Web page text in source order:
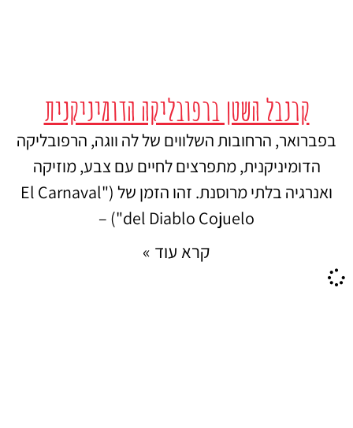
קרנבל השטן ברפובליקה הדומיניקנית
בפברואר, הרחובות השלווים של לה ווגה, הרפובליקה
הדומיניקנית, מתפרצים לחיים עם צבע, מוזיקה
ואנרגיה בלתי מרוסנת. זהו הזמן של ("El Carnaval
del Diablo Cojuelo") –
קרא עוד »